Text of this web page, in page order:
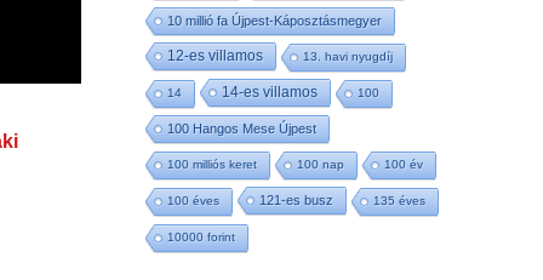
10 millió fa Újpest-Káposztásmegyer
12-es villamos 13. havi nyugdíj
14 14-es villamos 100
100 Hangos Mese Újpest
100 milliós keret 100 nap 100 év
100 éves 121-es busz 135 éves
10000 forint